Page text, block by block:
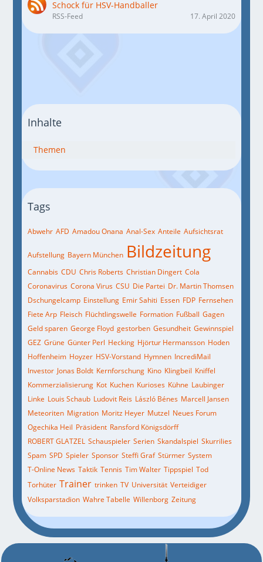
Schock für HSV-Handballer
RSS-Feed 17. April 2020
Inhalte
Themen
Tags
Abwehr AFD Amadou Onana Anal-Sex Anteile Aufsichtsrat
Aufstellung Bayern München Bildzeitung
Cannabis CDU Chris Roberts Christian Dingert Cola
Coronavirus Corona Virus CSU Die Partei Dr. Martin Thomsen
Dschungelcamp Einstellung Emir Sahiti Essen FDP Fernsehen
Fiete Arp Fleisch Flüchtlingswelle Formation Fußball Gagen
Geld sparen George Floyd gestorben Gesundheit Gewinnspiel
GEZ Grüne Günter Perl Hecking Hjörtur Hermansson Hoden
Hoffenheim Hoyzer HSV-Vorstand Hymnen IncrediMail
Investor Jonas Boldt Kernforschung Kino Klingbeil Kniffel
Kommerzialisierung Kot Kuchen Kurioses Kühne Laubinger
Linke Louis Schaub Ludovit Reis László Bénes Marcell Jansen
Meteoriten Migration Moritz Heyer Mutzel Neues Forum
Ogechika Heil Präsident Ransford Königsdörff
ROBERT GLATZEL Schauspieler Serien Skandalspiel Skurrilies
Spam SPD Spieler Sponsor Steffi Graf Stürmer System
T-Online News Taktik Tennis Tim Walter Tippspiel Tod
Torhüter Trainer trinken TV Universität Verteidiger
Volksparstadion Wahre Tabelle Willenborg Zeitung